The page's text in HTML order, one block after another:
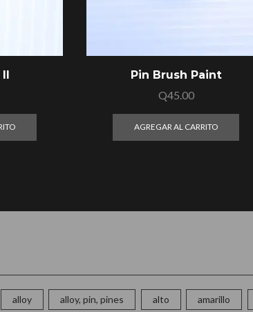
Pin Brush Paint
Q45.00
AGREGAR AL CARRITO
alloy alloy, pin, pines alto amarillo